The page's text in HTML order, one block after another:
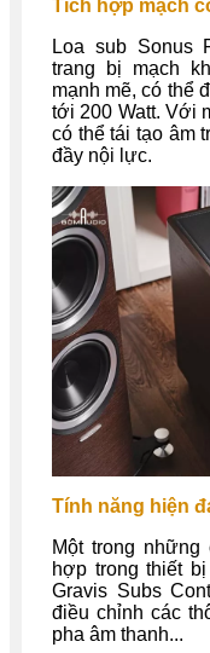
Tích hợp mạch
Loa sub Sonus
trang bị mạch
mạnh mẽ, có thể
tới 200 Watt. Với
có thể tái tạo âm
đầy nội lực.
Tính năng hiện
Một trong
hợp trong thiết
Gravis Subs
điều chỉnh các
pha âm thanh...